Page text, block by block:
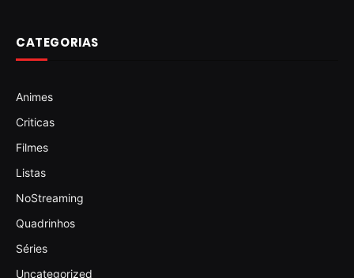
CATEGORIAS
Animes
Criticas
Filmes
Listas
NoStreaming
Quadrinhos
Séries
Uncategorized